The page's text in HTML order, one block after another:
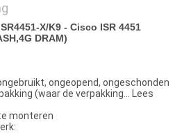
X/K9 - Cisco ISR 4451
DRAM)
ongeopend, ongeschonden
(waar de verpakking... Lees
monteren